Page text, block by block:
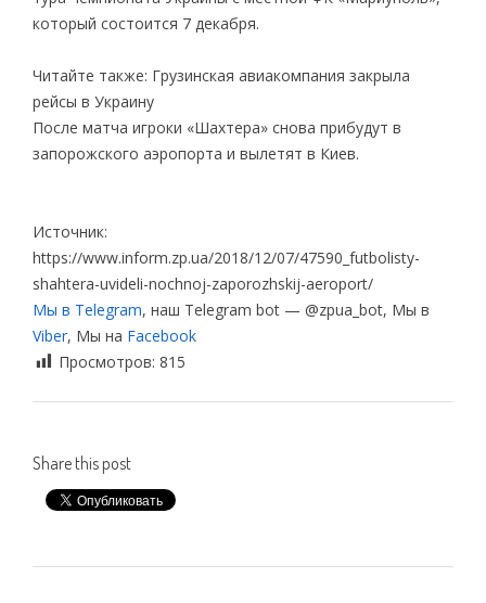
который состоится 7 декабря.
Читайте также: Грузинская авиакомпания закрыла
рейсы в Украину
После матча игроки «Шахтера» снова прибудут в
запорожского аэропорта и вылетят в Киев.
Источник:
https://www.inform.zp.ua/2018/12/07/47590_futbolisty-
shahtera-uvideli-nochnoj-zaporozhskij-aeroport/
Мы в Telegram, наш Telegram bot — @zpua_bot, Мы в
Viber, Мы на Facebook
Просмотров: 815
Share this post